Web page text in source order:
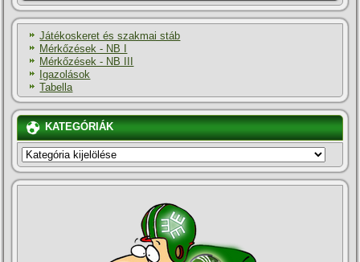
Játékoskeret és szakmai stáb
Mérkőzések - NB I
Mérkőzések - NB III
Igazolások
Tabella
KATEGÓRIÁK
KATEGÓRIÁK